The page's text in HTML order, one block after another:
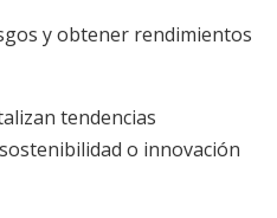
y obtener rendimientos
tendencias
o innovación